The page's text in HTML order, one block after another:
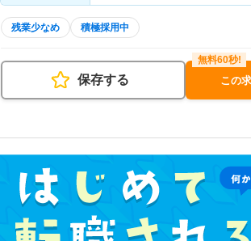
残業少なめ 積極採用中
保存する この